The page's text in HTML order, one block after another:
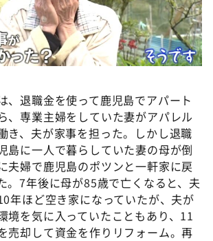
、退職金を使って鹿児島でアパート
、専業主婦をしていた妻がアパレル
き、夫が家事を担った。しかし退職
島に一人で暮らしていた妻の母が倒
夫婦で鹿児島のポツンと一軒家に戻
。7年後に母が85歳で亡くなると、夫
年ほど空き家になっていたが、夫が
境を気に入っていたこともあり、11
売却して資金を作りリフォーム。再